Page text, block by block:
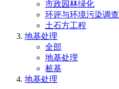
市政园林绿化
环评与环境污染调查
土石方工程
地基处理
全部
地基处理
桩基
地基处理